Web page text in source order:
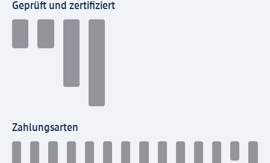
Geprüft und zertifiziert
Zahlungsarten